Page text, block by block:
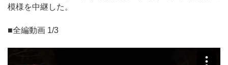
模様を中継した。
■全編動画 1/3